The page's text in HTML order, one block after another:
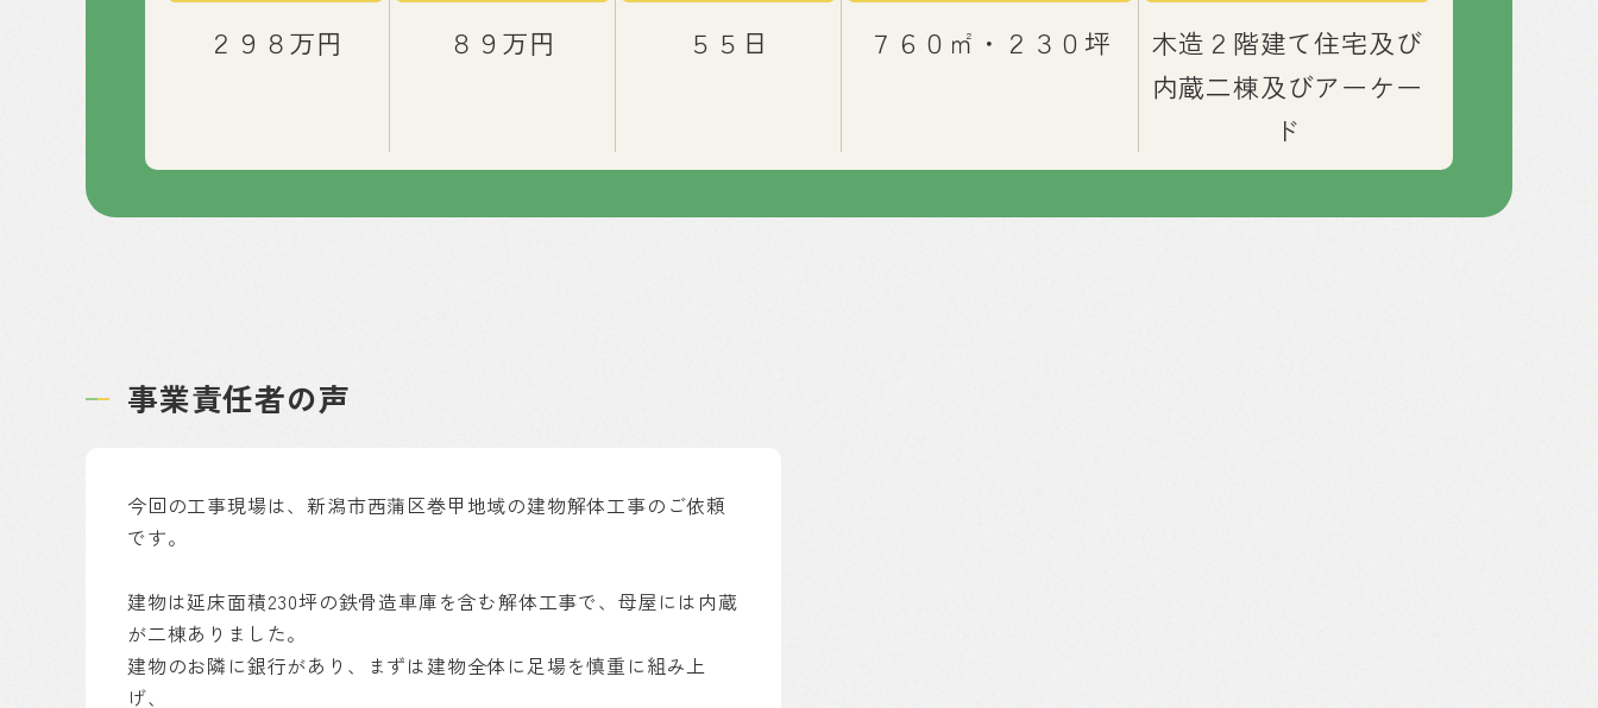
２９８万円 ８９万円 ５５日 ７６０㎡・２３０坪
木造２階建て住宅及び
内蔵二棟及びアーケー
ド
事業責任者の声
今回の工事現場は、新潟市西蒲区巻甲地域の建物解体工事のご依頼
です。
建物は延床面積230坪の鉄骨造車庫を含む解体工事で、母屋には内蔵
が二棟ありました。
建物のお隣に銀行があり、まずは建物全体に足場を慎重に組み上
げ、